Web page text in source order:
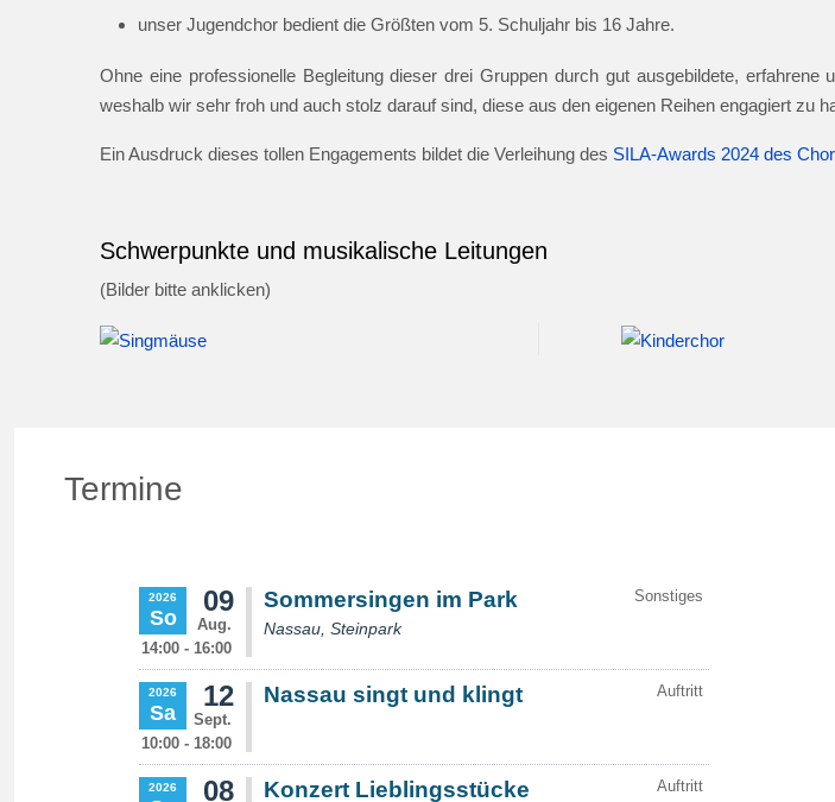
unser Jugendchor bedient die Größten vom 5. Schuljahr bis 16 Jahre.
Ohne eine professionelle Begleitung dieser drei Gruppen durch gut ausgebildete,
weshalb wir sehr froh und auch stolz darauf sind, diese aus den eigenen Reihen engagiert zu
Ein Ausdruck dieses tollen Engagements bildet die Verleihung des SILA-Awards 2024 des
Schwerpunkte und musikalische Leitungen
(Bilder bitte anklicken)
Termine